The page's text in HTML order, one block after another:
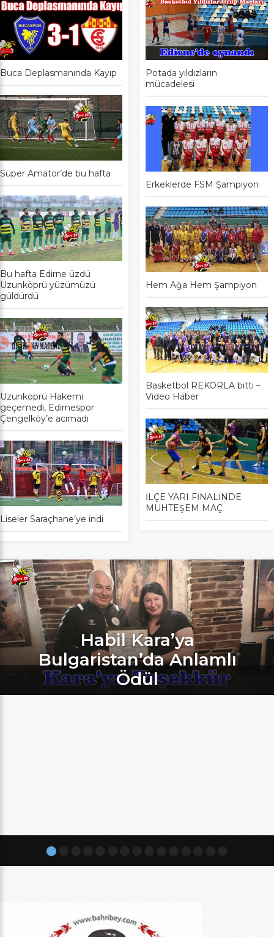
Buca Deplasmanında Kayıp
Süper Amatör’de bu hafta
Bu hafta Edirne üzdü
Uzunköprü yüzümüzü
güldürdü
Uzunköprü Hakemi
geçemedi, Edirnespor
Çengelköy’e acımadı
Liseler Saraçhane’ye indi
Potada yıldızların
mücadelesi
Erkeklerde FSM Şampiyon
Hem Ağa Hem Şampiyon
Basketbol REKORLA bitti –
Video Haber
İLÇE YARI FİNALİNDE
MUHTEŞEM MAÇ
Habil Kara’ya
Bulgaristan’da Anlamlı
Ödül